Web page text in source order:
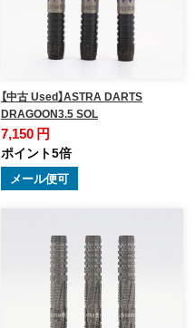
【中古 Used】ASTRA DARTS
DRAGOON3.5 SOL
7,150 円
ポイント5倍
メール便可